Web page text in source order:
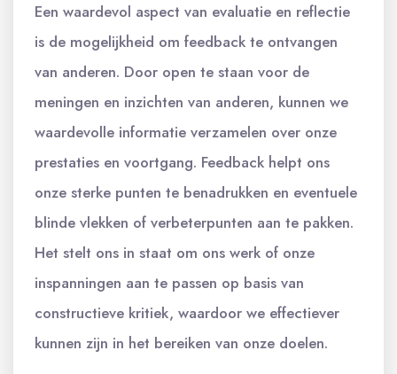
Een waardevol aspect van evaluatie en reflectie
is de mogelijkheid om feedback te ontvangen
van anderen. Door open te staan voor de
meningen en inzichten van anderen, kunnen we
waardevolle informatie verzamelen over onze
prestaties en voortgang. Feedback helpt ons
onze sterke punten te benadrukken en eventuele
blinde vlekken of verbeterpunten aan te pakken.
Het stelt ons in staat om ons werk of onze
inspanningen aan te passen op basis van
constructieve kritiek, waardoor we effectiever
kunnen zijn in het bereiken van onze doelen.